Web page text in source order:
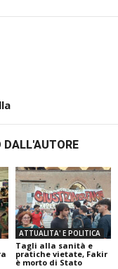
DALL'AUTORE
ATTUALITA' E POLITICA
Tagli alla sanità e
pratiche vietate, Fakir
è morto di Stato